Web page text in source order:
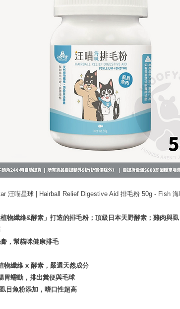
汪喵星球 | Hairball Relief Digestive Aid 排毛粉 50g - Fish
物纖維&酵素」打造的排毛粉；頂級日本天野酵素；雞肉與
，幫貓咪健康排毛
物纖維 x 酵素，嚴選天然成分
胃蠕動，排出糞便與毛球
目魚粉添加，嗜口性超高